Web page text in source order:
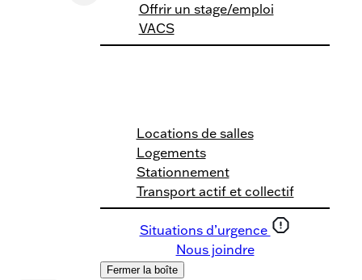
Offrir un stage/emploi
VACS
Locations de salles
Logements
Stationnement
Transport actif et collectif
Situations d’urgence
Nous joindre
Fermer la boîte